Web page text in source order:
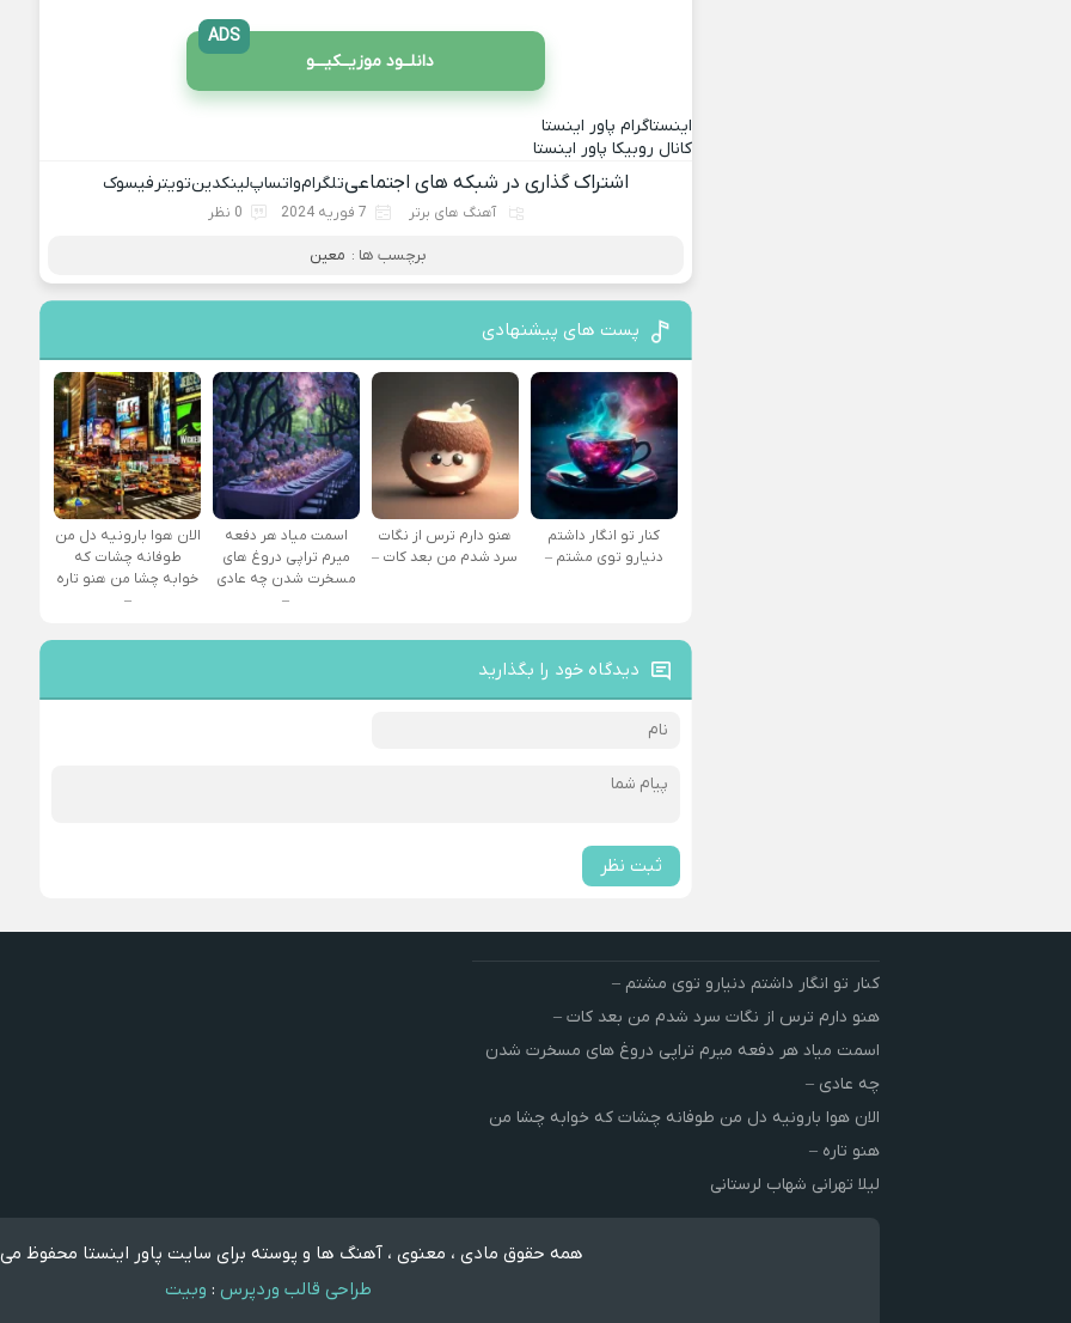
دانلــود موزیــکیـــو
ADS
اینستاگرام پاور اینستا
کانال روبیکا پاور اینستا
اشتراک گذاری در شبکه های اجتماعیتلگرامواتساپلینکدینتویتر فیسوک
آهنگ های برتر 7 فوریه 2024 0 نظر
برچسب ها : معین
پست های پیشنهادی
کنار تو انگار داشتم
دنیارو توی مشتم –
هنو دارم ترس از نگات
سرد شدم من بعد کات –
اسمت میاد هر دفعه
میرم تراپی دروغ‌ های
مسخرت شدن چه عادی
–
الان هوا بارونیه دل من
طوفانه چشات که
خوابه چشا من هنو تاره
–
دیدگاه خود را بگذارید
ثبت نظر
کنار تو انگار داشتم دنیارو توی مشتم –
هنو دارم ترس از نگات سرد شدم من بعد کات –
اسمت میاد هر دفعه میرم تراپی دروغ‌ های مسخرت شدن
چه عادی –
الان هوا بارونیه دل من طوفانه چشات که خوابه چشا من
هنو تاره –
لیلا تهرانی شهاب لرستانی
همه حقوق مادی ، معنوی ، آهنگ ها و پوسته برای سایت پاور اینستا محفوظ
طراحی قالب وردپرس : وبیت